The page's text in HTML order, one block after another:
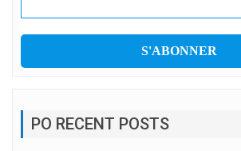
PO RECENT POSTS